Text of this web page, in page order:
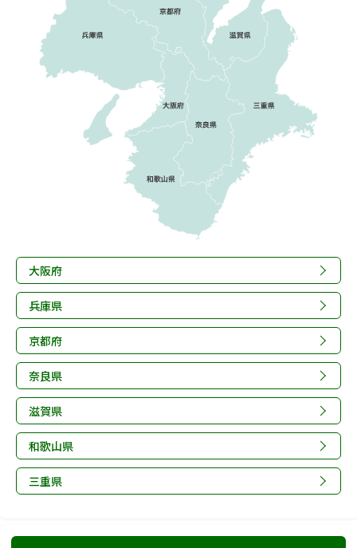
大阪府
兵庫県
京都府
奈良県
滋賀県
和歌山県
三重県